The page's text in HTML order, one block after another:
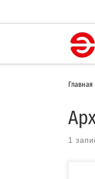
Главная
1